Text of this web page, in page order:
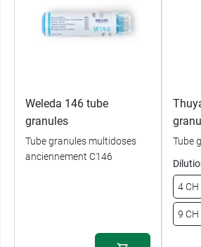
Weleda 146 tube
granules
Tube granules multidoses
anciennement C146
Tube
4 CH
9 CH